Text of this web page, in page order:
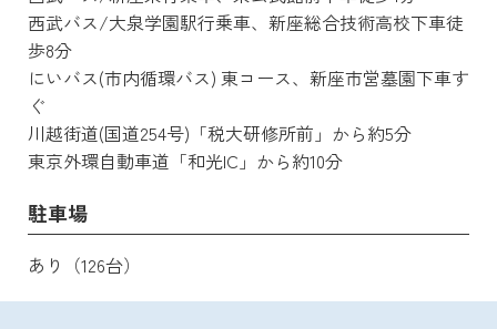
西武バス/大泉学園駅行乗車、新座総合技術高校下車徒
歩8分
にいバス(市内循環バス) 東コース、新座市営墓園下車す
ぐ
川越街道(国道254号)「税大研修所前」から約5分
東京外環自動車道「和光IC」から約10分
駐車場
あり（126台）